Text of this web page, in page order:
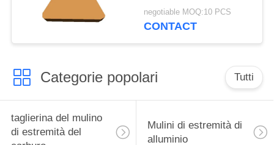
per la plastica acciaio
temperato dell'alluminio
negotiable MOQ:10 PCS
CONTACT
Categorie popolari Tutti
taglierina del mulino
di estremità del
Mulini di estremità di
alluminio